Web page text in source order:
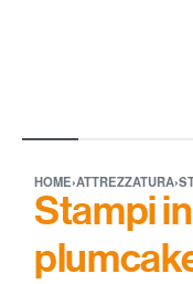
HOME›ATTREZZATURA›
Stampi